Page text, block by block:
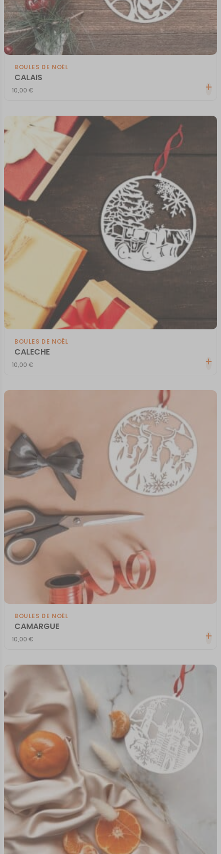
BOULES DE NOËL
CALAIS
10,00 €
BOULES DE NOËL
CALECHE
10,00 €
BOULES DE NOËL
CAMARGUE
10,00 €